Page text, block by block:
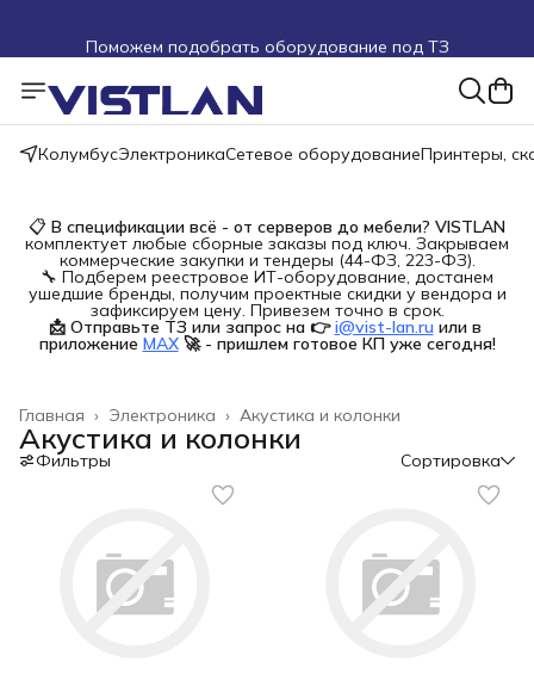
Пуско-наладочные работы
Пришлите запрос на e-mail или в чат
КолумбусЭлектроникаСетевое оборудованиеПринтеры,
📋 В спецификации всё - от серверов до мебели? VISTLAN
комплектует любые сборные заказы под ключ. Закрываем
коммерческие закупки и тендеры (44-ФЗ, 223-ФЗ).
🔧 Подберем реестровое ИТ-оборудование, достанем
ушедшие бренды, получим проектные скидки у вендора и
зафиксируем цену. Привезем точно в срок.
📩 Отправьте ТЗ или запрос на 👉 i@vist-lan.ru или в
приложение MAX 🚀 - пришлем готовое КП уже сегодня!
Акустика и колонки
Электроника ›
Главная ›
Акустика и колонки
Фильтры Сортировка